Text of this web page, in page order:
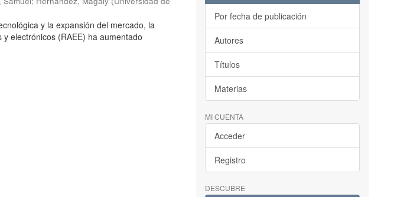
y la expansión del mercado, la
electrónicos (RAEE) ha aumentado
Por fecha de publicación
Autores
Títulos
Materias
MI CUENTA
Acceder
Registro
DESCUBRE